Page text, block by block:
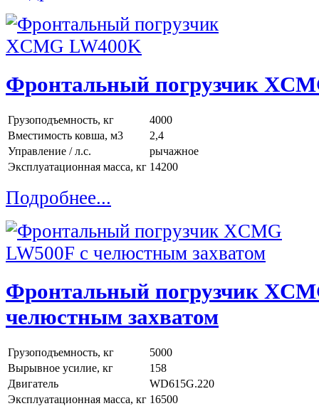
Фронтальный погрузчик
Грузоподъемность, кг
4000
Вместимость ковша, м3
2,4
Управление / л.с.
рычажное
Эксплуатационная масса, кг 14200
Подробнее...
Фронтальный погрузчик
челюстным захватом
Грузоподъемность, кг
5000
Вырывное усилие, кг
158
Двигатель
WD615G.220
Эксплуатационная масса, кг 16500